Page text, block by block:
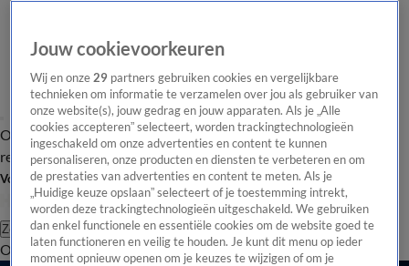
Overzicht Laatste nieuws Regionieuws Het beste van Hart
Tip de
redactie
Volg Hart van Nederland
Zoeken
OverzichtRegioUitzendingenWeerTip de redactiePanelVideo's
Jouw cookievoorkeuren
Wij en onze29 partners gebruiken cookies en vergelijkbare
technieken om informatie te verzamelen over jou als gebruiker van
onze website(s), jouw gedrag en jouw apparaten. Als je „Alle
cookies accepteren” selecteert, worden trackingtechnologieën
ingeschakeld om onze advertenties en content te kunnen
personaliseren, onze producten en diensten te verbeteren en om
de prestaties van advertenties en content te meten. Als je
„Huidige keuze opslaan” selecteert of je toestemming intrekt,
worden deze trackingtechnologieën uitgeschakeld. We gebruiken
dan enkel functionele en essentiële cookies om de website goed te
laten functioneren en veilig te houden. Je kunt dit menu op ieder
moment opnieuw openen om je keuzes te wijzigen of om je